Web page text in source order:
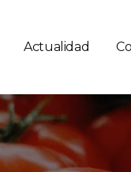
Actualidad